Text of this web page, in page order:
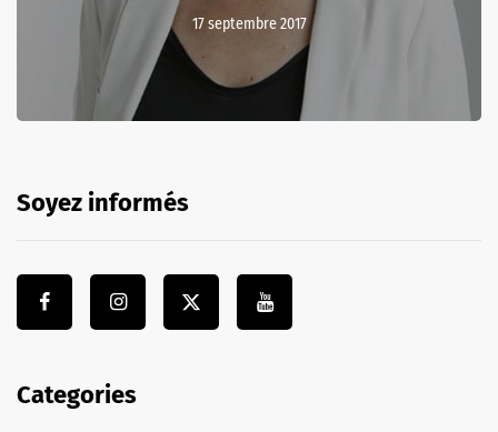
17 septembre 2017
Soyez informés
Categories